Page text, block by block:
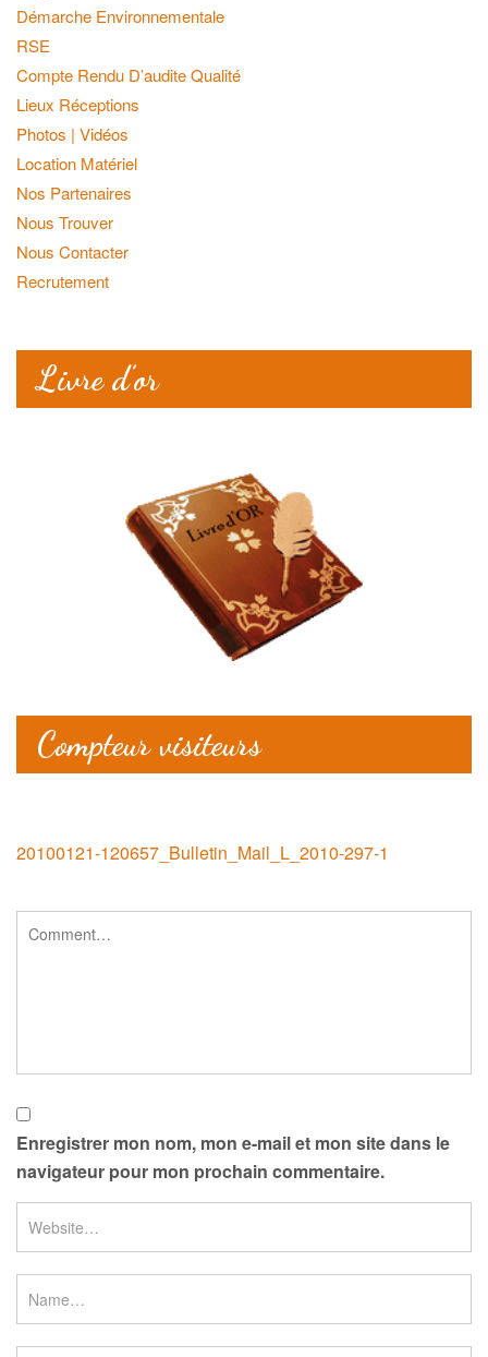
Démarche Environnementale
RSE
Compte Rendu D’audite Qualité
Lieux Réceptions
Photos | Vidéos
Location Matériel
Nos Partenaires
Nous Trouver
Nous Contacter
Recrutement
Livre d’or
Compteur visiteurs
20100121-120657_Bulletin_Mail_L_2010-297-1
Enregistrer mon nom, mon e-mail et mon site dans le
navigateur pour mon prochain commentaire.